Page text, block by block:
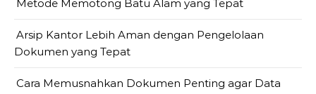
Metode Memotong Batu Alam yang Tepat
Arsip Kantor Lebih Aman dengan Pengelolaan
Dokumen yang Tepat
Cara Memusnahkan Dokumen Penting agar Data